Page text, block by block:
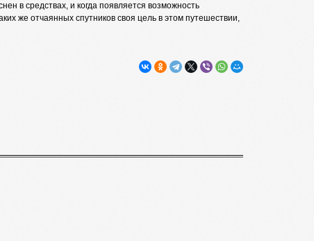
в средствах, и когда появляется возможность
же отчаянных спутников своя цель в этом путешествии,